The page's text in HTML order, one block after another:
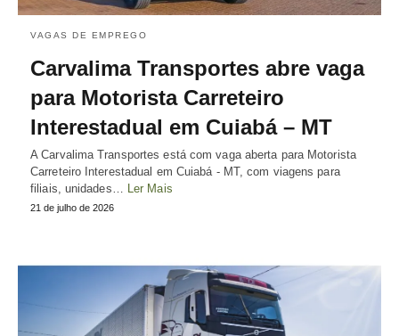
VAGAS DE EMPREGO
Carvalima Transportes abre vaga
para Motorista Carreteiro
Interestadual em Cuiabá – MT
A Carvalima Transportes está com vaga aberta para Motorista
Carreteiro Interestadual em Cuiabá - MT, com viagens para
filiais, unidades… Ler Mais
21 de julho de 2026